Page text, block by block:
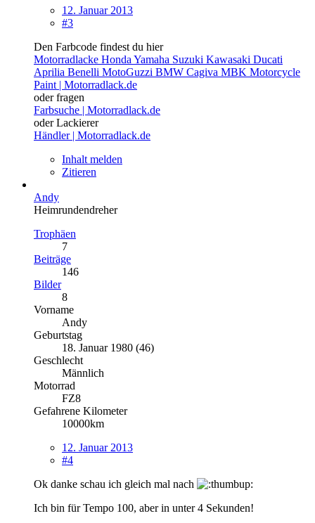
12. Januar 2013
#3
Den Farbcode findest du hier
Motorradlacke Honda Yamaha Suzuki Kawasaki Ducati
Aprilia Benelli MotoGuzzi BMW Cagiva MBK Motorcycle
Paint | Motorradlack.de
oder fragen
Farbsuche | Motorradlack.de
oder Lackierer
Händler | Motorradlack.de
Inhalt melden
Zitieren
Andy
Heimrundendreher
Trophäen
7
Beiträge
146
Bilder
8
Vorname
Andy
Geburtstag
18. Januar 1980 (46)
Geschlecht
Männlich
Motorrad
FZ8
Gefahrene Kilometer
10000km
12. Januar 2013
#4
Ok danke schau ich gleich mal nach
Ich bin für Tempo 100, aber in unter 4 Sekunden!